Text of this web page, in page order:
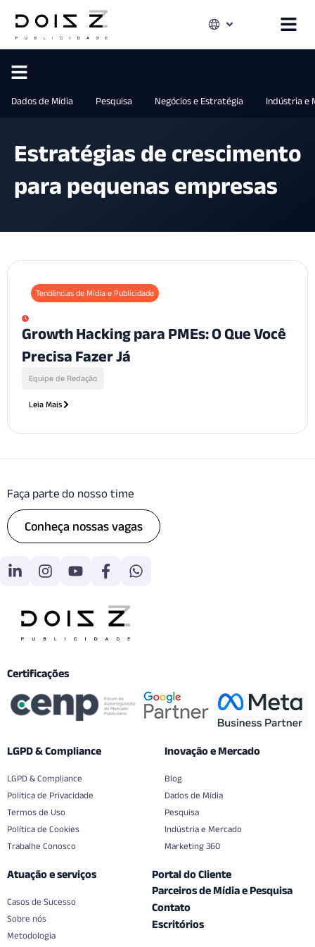
Dados de Mídia Pesquisa Negócios e Estratégia Indústria e
Estratégias de crescimento
para pequenas empresas
Tendências de Mídia e Publicidade
Growth Hacking para PMEs: O Que Você
Precisa Fazer Já
Equipe de Redação
Leia Mais
Faça parte do nosso time
Conheça nossas vagas
Certificações
LGPD & Compliance
LGPD & Compliance
Politica de Privacidade
Termos de Uso
Política de Cookies
Trabalhe Conosco
Inovação e Mercado
Blog
Dados de Mídia
Pesquisa
Indústria e Mercado
Marketing 360
Atuação e serviços
Casos de Sucesso
Sobre nós
Metodologia
Portal do Cliente
Parceiros de Mídia e Pesquisa
Contato
Escritórios